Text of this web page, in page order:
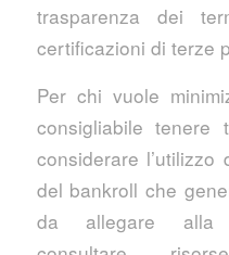
trasparenza dei
certificazioni di terze
Per chi vuole
consigliabile
considerare
del bankroll che
da allegare alla